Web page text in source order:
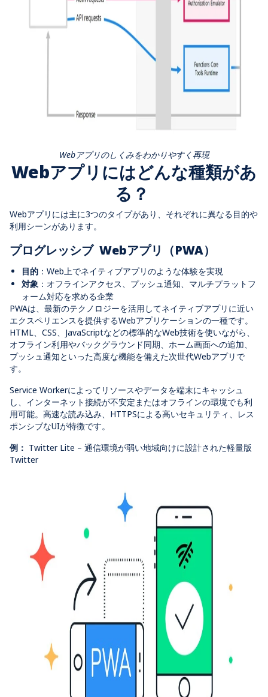
Webアプリのしくみをわかりやすく再現
Webアプリにはどんな種類があ
る？
Webアプリには主に3つのタイプがあり、それぞれに異なる目的や
利用シーンがあります。
プログレッシブ Webアプリ（PWA）
目的 ：Web 上でネイティブアプリのような体験を実現
対象 ：オフラインアクセス、プッシュ通知、マルチプラットフ
ォーム対応を求める企業
PWAは、最新のテクノロジーを活用してネイティブアプリに近い
エクスペリエンスを提供するWebアプリケーションの一種です。
HTML、CSS、JavaScriptなどの標準的なWeb技術を使いながら、
オフライン利用やバックグラウンド同期、ホーム画面への追加、
プッシュ通知といった高度な機能を備えた次世代Webアプリで
す。
Service Workerによってリソースやデータを端末にキャッシュ
し、インターネット接続が不安定またはオフラインの環境でも利
用可能。高速な読み込み、 HTTPSによる高いセキュリティ、レス
ポンシブなUIが特徴です。
例： Twitter Lite – 通信環境が弱い地域向けに設計された軽量版
Twitter